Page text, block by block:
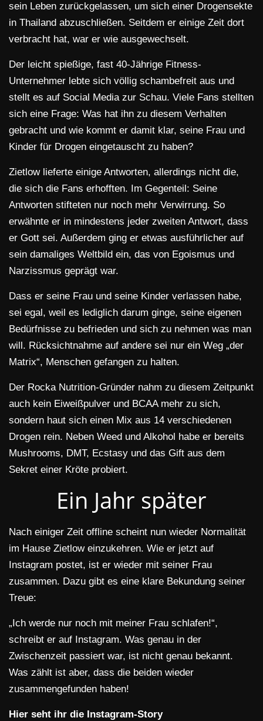
sein Leben zurückgelassen, um sich einer Drogensekte
in Thailand abzuschließen. Seitdem er einige Zeit dort
verbracht hat, war er wie ausgewechselt.
Der leicht spießige, fast 40-Jährige Fitness-
Unternehmer lebte sich völlig schambefreit aus und
stellt es auf Social Media zur Schau. Viele Fans stellten
sich eine Frage: Was hat ihn zu diesem Verhalten
gebracht und wie kommt er damit klar, seine Frau und
Kinder für Drogen eingetauscht zu haben?
Zietlow lieferte einige Antworten, allerdings nicht die,
die sich die Fans erhofften. Im Gegenteil: Seine
Antworten stifteten nur noch mehr Verwirrung. So
erwähnte er in mindestens jeder zweiten Antwort, dass
er Gott sei. Außerdem ging er etwas ausführlicher auf
sein damaliges Weltbild ein, das von Egoismus und
Narzissmus geprägt war.
Dass er seine Frau und seine Kinder verlassen habe,
sei egal, weil es lediglich darum ginge, seine eigenen
Bedürfnisse zu befrieden und sich zu nehmen was man
will. Rücksichtnahme auf andere sei nur ein Weg „der
Matrix“, Menschen gefangen zu halten.
Der Rocka Nutrition-Gründer nahm zu diesem Zeitpunkt
auch kein Eiweißpulver und BCAA mehr zu sich,
sondern haut sich einen Mix aus 14 verschiedenen
Drogen rein. Neben Weed und Alkohol habe er bereits
Mushrooms, DMT, Ecstasy und das Gift aus dem
Sekret einer Kröte probiert.
Ein Jahr später
Nach einiger Zeit offline scheint nun wieder Normalität
im Hause Zietlow einzukehren. Wie er jetzt auf
Instagram postet, ist er wieder mit seiner Frau
zusammen. Dazu gibt es eine klare Bekundung seiner
Treue:
„Ich werde nur noch mit meiner Frau schlafen!“,
schreibt er auf Instagram. Was genau in der
Zwischenzeit passiert war, ist nicht genau bekannt.
Was zählt ist aber, dass die beiden wieder
zusammengefunden haben!
Hier seht ihr die Instagram-Story